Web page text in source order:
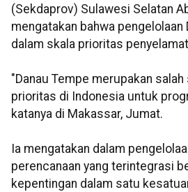
(Sekdaprov) Sulawesi Selatan
mengatakan bahwa pengelolaan
dalam skala prioritas
"Danau Tempe merupakan
prioritas di Indonesia untuk
katanya di Makassar, Jumat.
Ia mengatakan dalam
perencanaan yang terintegrasi
kepentingan dalam satu